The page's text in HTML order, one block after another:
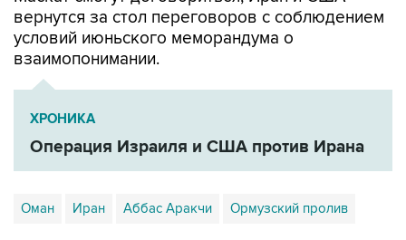
вернутся за стол переговоров с соблюдением
условий июньского меморандума о
взаимопонимании.
ХРОНИКА
Операция Израиля и США против Ирана
Оман Иран Аббас Аракчи Ормузский пролив